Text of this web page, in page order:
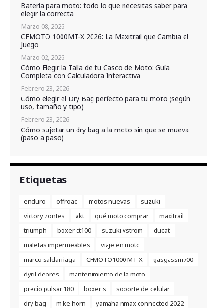
Batería para moto: todo lo que necesitas saber para
elegir la correcta
Marzo 08, 2026
CFMOTO 1000MT-X 2026: La Maxitrail que Cambia el
Juego
Marzo 02, 2026
Cómo Elegir la Talla de tu Casco de Moto: Guía
Completa con Calculadora Interactiva
Febrero 23, 2026
Cómo elegir el Dry Bag perfecto para tu moto (según
uso, tamaño y tipo)
Febrero 23, 2026
Cómo sujetar un dry bag a la moto sin que se mueva
(paso a paso)
Etiquetas
enduro offroad motos nuevas
suzuki
victory zontes
akt qué moto comprar
maxitrail
triumph
boxer ct100 suzuki vstrom
ducati
maletas impermeables
viaje en moto
marco saldarriaga
CFMOTO1000 MT-X
gasgassm700
dyril depres
mantenimiento de la moto
precio pulsar 180
boxer s
soporte de celular
dry bag
mike horn
yamaha nmax connected 2022